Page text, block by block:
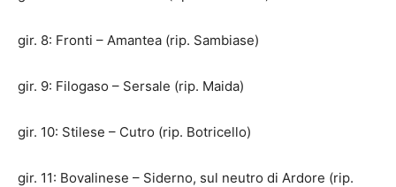
gir. 8: Fronti – Amantea (rip. Sambiase)
gir. 9: Filogaso – Sersale (rip. Maida)
gir. 10: Stilese – Cutro (rip. Botricello)
gir. 11: Bovalinese – Siderno, sul neutro di Ardore (rip.